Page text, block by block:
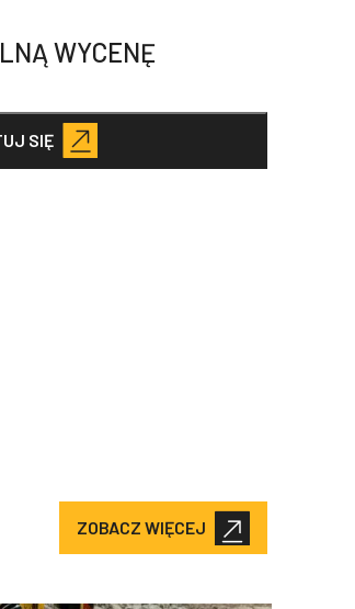
WYCENĘ
SIĘ
ZOBACZ WIĘCEJ